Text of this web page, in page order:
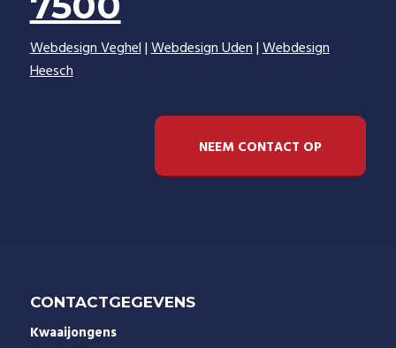
Webdesign Veghel|Webdesign Uden|Webdesign
Heesch
NEEM CONTACT OP
CONTACTGEGEVENS
Kwaaijongens